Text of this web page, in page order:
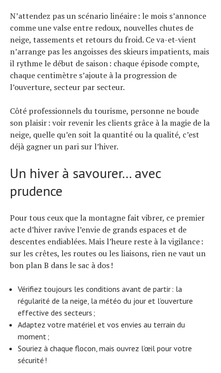
N’attendez pas un scénario linéaire : le mois s’annonce
comme une valse entre redoux, nouvelles chutes de
neige, tassements et retours du froid. Ce va-et-vient
n’arrange pas les angoisses des skieurs impatients, mais
il rythme le début de saison : chaque épisode compte,
chaque centimètre s’ajoute à la progression de
l’ouverture, secteur par secteur.
Côté professionnels du tourisme, personne ne boude
son plaisir : voir revenir les clients grâce à la magie de la
neige, quelle qu’en soit la quantité ou la qualité, c’est
déjà gagner un pari sur l’hiver.
Un hiver à savourer… avec
prudence
Pour tous ceux que la montagne fait vibrer, ce premier
acte d’hiver ravive l’envie de grands espaces et de
descentes endiablées. Mais l’heure reste à la vigilance :
sur les crêtes, les routes ou les liaisons, rien ne vaut un
bon plan B dans le sac à dos !
Vérifiez toujours les conditions avant de partir : la
régularité de la neige, la météo du jour et l’ouverture
effective des secteurs ;
Adaptez votre matériel et vos envies au terrain du
moment ;
Souriez à chaque flocon, mais ouvrez l’œil pour votre
sécurité !